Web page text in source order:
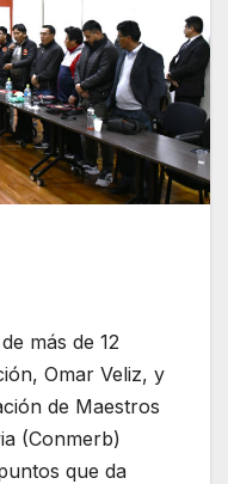
más de 12
Omar Veliz, y
de Maestros
(Conmerb)
que da